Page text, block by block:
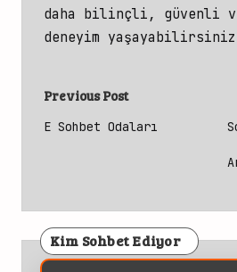
daha bilinçli, güvenli
deneyim
Post
navigation
Previous Post
E Sohbet Odaları
Kim Sohbet Ediyor